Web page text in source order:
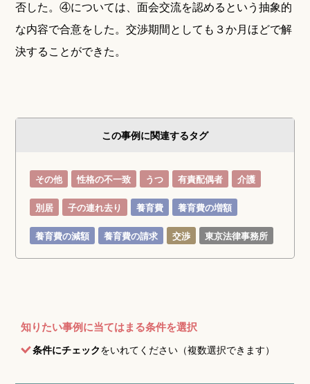
否した。④については、面会交流を認めるという抽象的
な内容で合意をした。交渉期間としても３か月ほどで解
決することができた。
この事例に関連するタグ
その他 性格の不一致 うつ 有責配偶者 介護
別居 子の連れ去り 養育費 養育費の増額
養育費の減額 養育費の請求 交渉 東京法律事務所
知りたい事例に当てはまる条件を選択
条件にチェックをいれてください（複数選択できます）